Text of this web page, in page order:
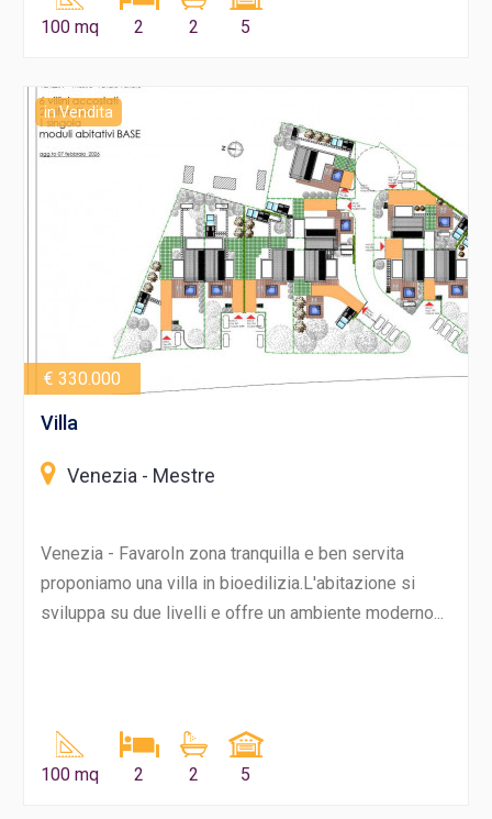
100 mq 2 2 5
€ 330.000
in Vendita
Villa
Venezia - Mestre
Venezia - FavaroIn zona tranquilla e ben servita
proponiamo una villa in bioedilizia.L'abitazione si
sviluppa su due livelli e offre un ambiente moderno...
100 mq 2 2 5